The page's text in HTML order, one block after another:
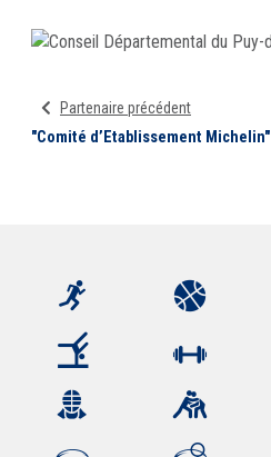
Partenaire précédent
"Comité d’Etablissement Michelin"